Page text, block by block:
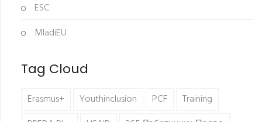
ESC
MladiEU
Tag Cloud
Erasmus+ Youthinclusion PCF
Training